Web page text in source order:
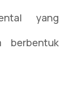
yang
berbentuk